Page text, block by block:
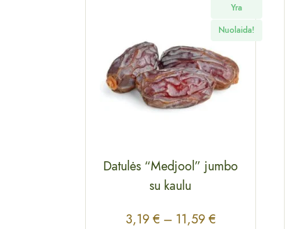
Yra
Nuolaida!
Datulės “Medjool” jumbo
su kaulu
3,19€ – 11,59€